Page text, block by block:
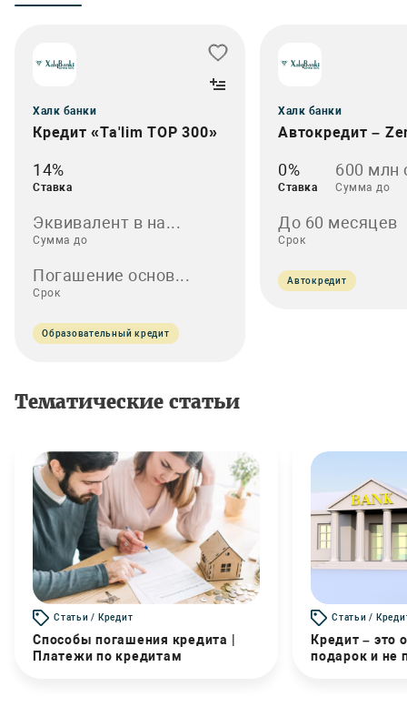
Халк банки
Кредит «Ta'lim TOP 300»
14%
Ставка
Эквивалент в на...
Сумма до
Погашение основ...
Срок
Образовательный кредит
Халк банки
Автокредит –
0%
Ставка
600 млн
Сумма до
До 60 месяцев
Срок
Автокредит
Тематические статьи
Статьи / Кредит
Способы погашения кредита |
Платежи по кредитам
Статьи /
Кредит – это
подарок и не